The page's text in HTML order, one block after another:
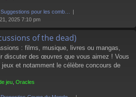
pour les comb…
21, 2025 7:10 pm
of the dead)
: films, musique, livres ou mangas,
discuter des œuvres que vous aimez ! Vous
et notamment le célèbre concours de
jeu Oracles